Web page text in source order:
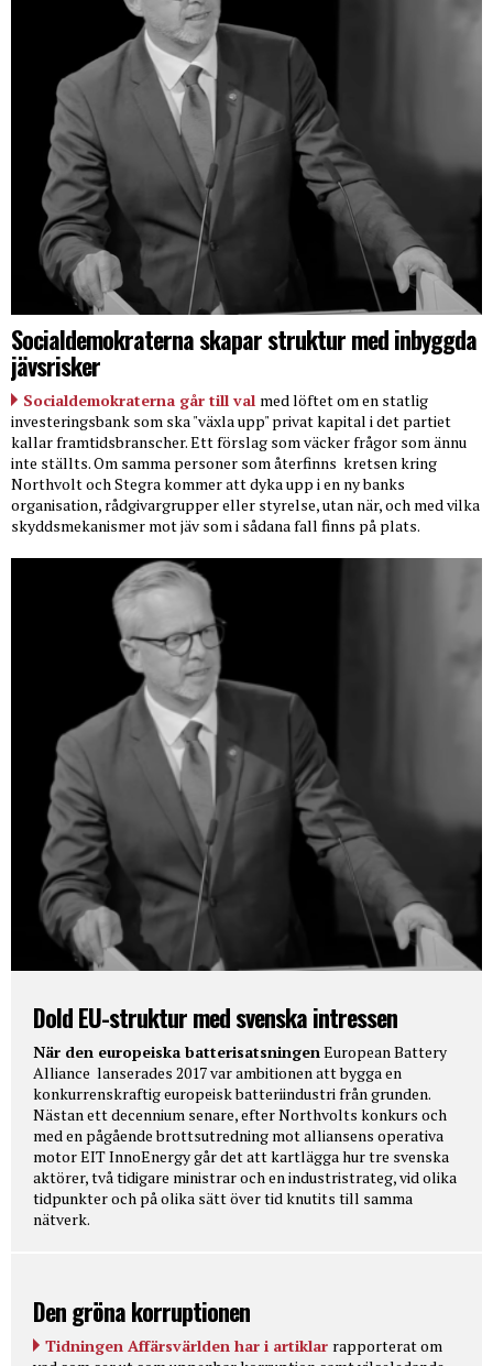
Socialdemokraterna skapar struktur med inbyggda
jävsrisker
Socialdemokraterna går till val med löftet om en statlig
investeringsbank som ska "växla upp" privat kapital i det partiet
kallar framtidsbranscher. Ett förslag som väcker frågor som ännu
inte ställts. Om samma personer som återfinns kretsen kring
Northvolt och Stegra kommer att dyka upp i en ny banks
organisation, rådgivargrupper eller styrelse, utan när, och med vilka
skyddsmekanismer mot jäv som i sådana fall finns på plats.
Dold EU-struktur med svenska intressen
När den europeiska batterisatsningenEuropean Battery
Alliance lanserades 2017 var ambitionen att bygga en
konkurrenskraftig europeisk batteriindustri från grunden.
Nästan ett decennium senare, efter Northvolts konkurs och
med en pågående brottsutredning mot alliansens operativa
motor EIT InnoEnergy går det att kartlägga hur tre svenska
aktörer, två tidigare ministrar och en industristrateg, vid olika
tidpunkter och på olika sätt över tid knutits till samma
nätverk.
Den gröna korruptionen
Tidningen Affärsvärlden har i artiklar rapporterat om